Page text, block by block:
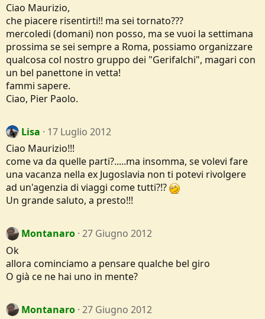
Ciao Maurizio,
che piacere risentirti!! ma sei tornato???
mercoledi (domani) non posso, ma se vuoi la settimana
prossima se sei sempre a Roma, possiamo organizzare
qualcosa col nostro gruppo dei "Gerifalchi", magari con
un bel panettone in vetta!
fammi sapere.
Ciao, Pier Paolo.
Lisa
17 Luglio 2012
Ciao Maurizio!!!
come va da quelle parti?.....ma insomma, se volevi fare
una vacanza nella ex Jugoslavia non ti potevi rivolgere
ad un'agenzia di viaggi come tutti?!?
Un grande saluto, a presto!!!
Montanaro 27 Giugno 2012
Ok
allora cominciamo a pensare qualche bel giro
O già ce ne hai uno in mente?
Montanaro 27 Giugno 2012